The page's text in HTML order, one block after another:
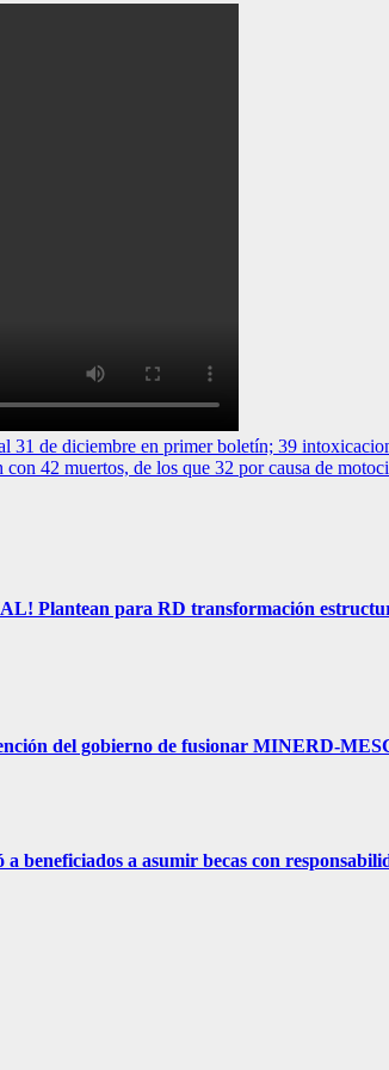
de diciembre en primer boletín; 39
muertos, de los que 32 por causa de
para RD transformación
del gobierno de fusionar MINERD-
a asumir becas con